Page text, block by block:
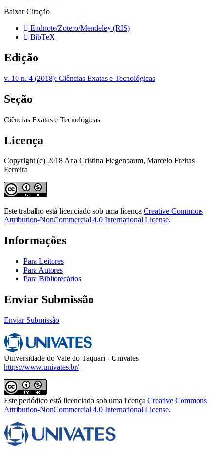
Baixar Citação
Endnote/Zotero/Mendeley (RIS)
BibTeX
Edição
v. 10 n. 4 (2018): Ciências Exatas e Tecnológicas
Seção
Ciências Exatas e Tecnológicas
Licença
Copyright (c) 2018 Ana Cristina Fiegenbaum, Marcelo Freitas
Ferreira
Este trabalho está licenciado sob uma licença Creative Commons
Attribution-NonCommercial 4.0 International License.
Informações
Para Leitores
Para Autores
Para Bibliotecários
Enviar Submissão
Enviar Submissão
Universidade do Vale do Taquari - Univates
https://www.univates.br/
Este periódico está licenciado sob uma licença Creative Commons
Attribution-NonCommercial 4.0 International License.